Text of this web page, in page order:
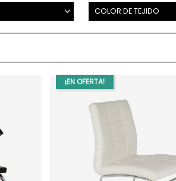
COLOR DE TEJIDO
¡EN OFERTA!